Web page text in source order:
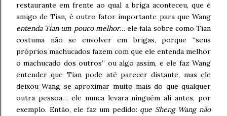
restaurante em frente ao qual a briga aconteceu, que é
amigo de Tian, é outro fator importante para que Wang
entenda Tian um pouco melhor… ele fala sobre como Tian
costuma não se envolver em brigas, porque “seus
próprios machucados fazem com que ele entenda melhor
o machucado dos outros” ou algo assim, e ele faz Wang
entender que Tian pode até parecer distante, mas ele
deixou Wang se aproximar muito mais do que qualquer
outra pessoa… ele nunca levara ninguém ali antes, por
exemplo. Então, ele faz um pedido: que Sheng Wang não